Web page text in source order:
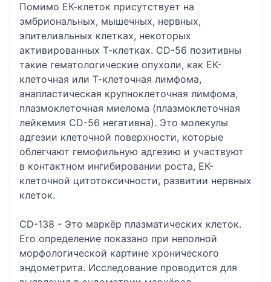
Помимо ЕК-клеток присутствует на
эмбриональных, мышечных, нервных,
эпителиальных клетках, некоторых
активированных Т-клетках. CD-56 позитивны
такие гематологические опухоли, как ЕК-
клеточная или Т-клеточная лимфома,
анапластическая крупноклеточная лимфома,
плазмоклеточная миелома (плазмоклеточная
лейкемия CD-56 негативна). Это молекулы
адгезии клеточной поверхности, которые
облегчают гемофильную адгезию и участвуют
в контактном ингибировании роста, ЕК-
клеточной цитотоксичности, развитии нервных
клеток.
CD-138 - Это маркёр плазматических клеток.
Его определение показано при неполной
морфологической картине хронического
эндометрита. Исследование проводится для